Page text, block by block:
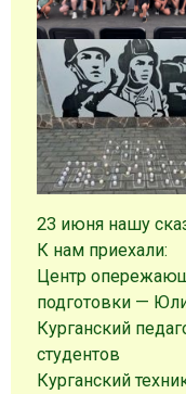
23 июня нашу
К нам приехали:
Центр
подготовки —
Курганский
студентов
Курганский